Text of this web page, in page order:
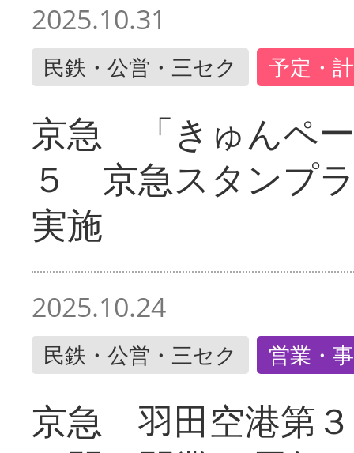
2025.10.31
民鉄・公営・三セク 予定・
京急 「きゅんペ
５ 京急スタンプ
実施
2025.10.24
民鉄・公営・三セク 営業・
京急 羽田空港第